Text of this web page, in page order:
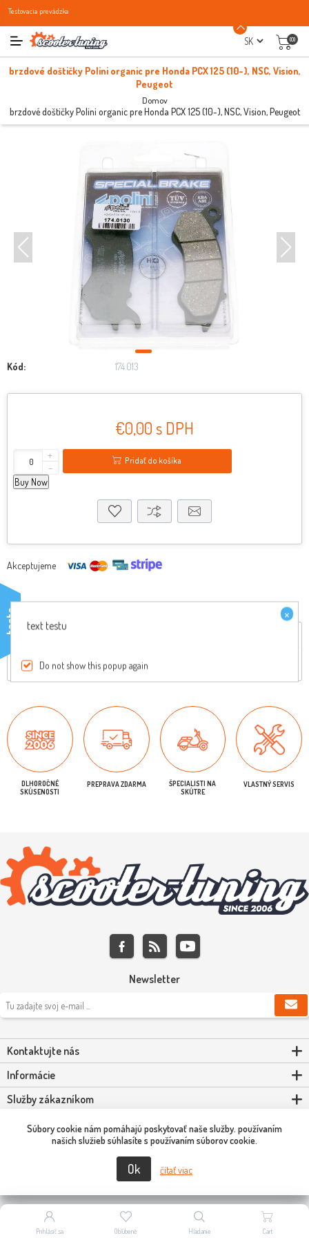
Testovacia prevádzka
(0)
brzdové doštičky Polini organic pre Honda PCX 125 (10-), NSC, Vision,
Peugeot
Domov
brzdové doštičky Polini organic pre Honda PCX 125 (10-), NSC, Vision, Peugeot
Kód: 174.013
€0,00 s DPH
+
-
Pridať do košíka
Buy Now
Akceptujeme
Iba registrovaní užívatelia môžu písať recenzie
DLHOROČNÉ
SKÚSENOSTI
PREPRAVA ZDARMA
ŠPECIALISTI NA
SKÚTRE
VLASTNÝ SERVIS
Newsletter
Kontaktujte nás
Informácie
Služby zákazníkom
Môj účet
Copyright © 2026 Scooter-Tuning SK. Všetky práva vyhradené.
testo
Súbory cookie nám pomáhajú poskytovať naše služby. používaním
našich služieb súhlasíte s používaním súborov cookie.
Ok čítať viac
Prihlásiť sa Obľúbené Hľadanie Cart
×
text testu
Do not show this popup again